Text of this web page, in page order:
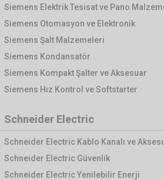
Siemens Elektrik Tesisat ve Pano
Siemens Otomasyon ve Elektronik
Siemens Şalt Malzemeleri
Siemens Kondansatör
Siemens Kompakt Şalter ve Aksesuar
Siemens Hız Kontrol ve Softstarter
Schneider Electric
Schneider Electric Kablo Kanalı ve
Schneider Electric Güvenlik
Schneider Electric Yenilebilir Enerji